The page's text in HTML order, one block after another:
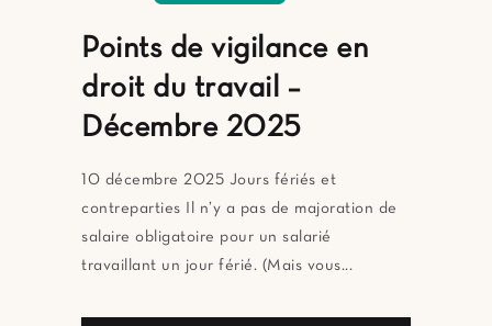
Points de vigilance en
droit du travail –
Décembre 2025
10 décembre 2025 Jours fériés et
contreparties Il n’y a pas de majoration de
salaire obligatoire pour un salarié
travaillant un jour férié. (Mais vous...